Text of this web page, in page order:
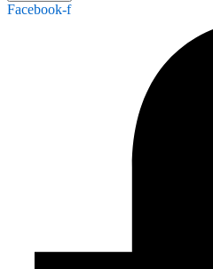
Facebook-f